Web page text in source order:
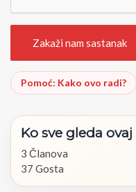
Pomoć: Kako ovo radi?
Ko sve gleda ovaj
3 Članova
37 Gosta